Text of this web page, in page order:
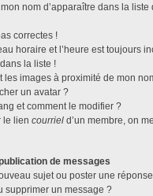
nom d’apparaître dans la liste
correctes !
horaire et l’heure est toujours
la liste !
les images à proximité de mon
un avatar ?
et comment le modifier ?
le lien courriel d’un membre, on
de messages
sujet ou poster une
supprimer un message ?